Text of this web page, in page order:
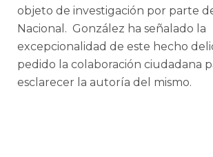
objeto de investigación por parte
Nacional. González ha señalado la
excepcionalidad de este hecho
pedido la colaboración ciudadana
esclarecer la autoría del mismo.